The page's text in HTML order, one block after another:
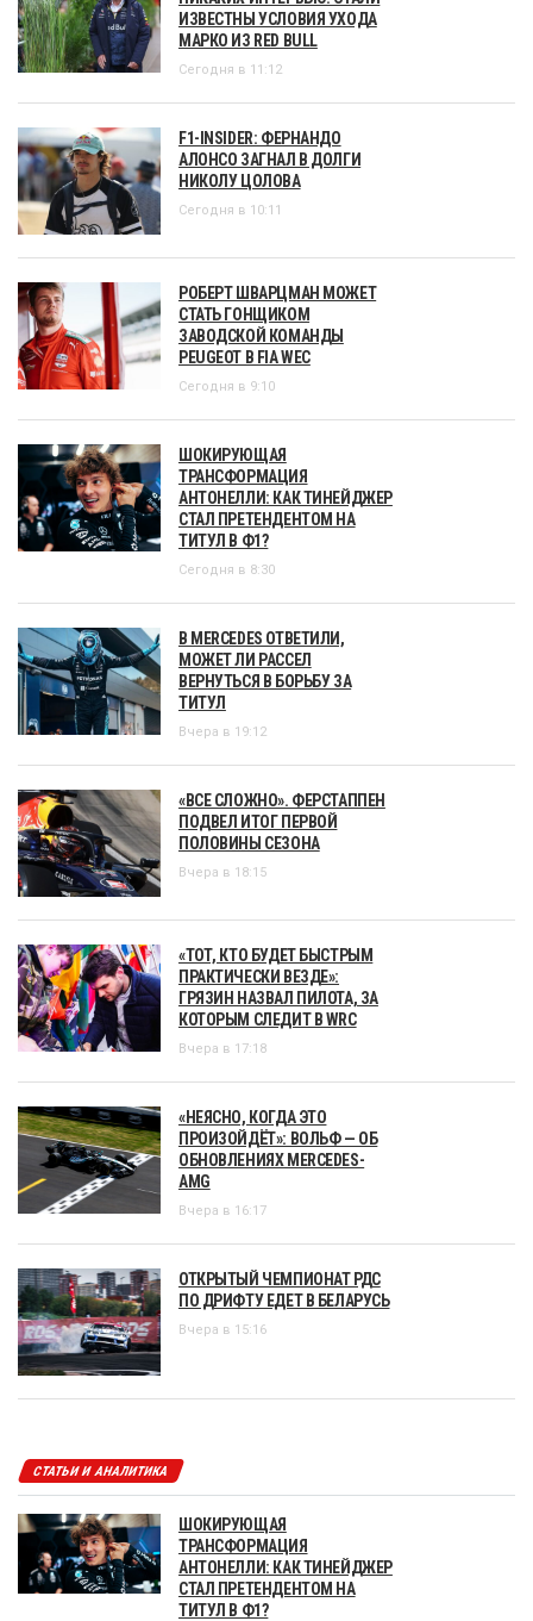
ИЗВЕСТНЫ УСЛОВИЯ УХОДА
МАРКО ИЗ RED BULL
Сегодня в 11:12
F1-INSIDER: ФЕРНАНДО
АЛОНСО ЗАГНАЛ В ДОЛГИ
НИКОЛУ ЦОЛОВА
Сегодня в 10:11
РОБЕРТ ШВАРЦМАН МОЖЕТ
СТАТЬ ГОНЩИКОМ
ЗАВОДСКОЙ КОМАНДЫ
PEUGEOT В FIA WEC
Сегодня в 9:10
ШОКИРУЮЩАЯ
ТРАНСФОРМАЦИЯ
АНТОНЕЛЛИ: КАК ТИНЕЙДЖЕР
СТАЛ ПРЕТЕНДЕНТОМ НА
ТИТУЛ В Ф1?
Сегодня в 8:30
В MERCEDES ОТВЕТИЛИ,
МОЖЕТ ЛИ РАССЕЛ
ВЕРНУТЬСЯ В БОРЬБУ ЗА
ТИТУЛ
Вчера в 19:12
«ВСЕ СЛОЖНО». ФЕРСТАППЕН
ПОДВЕЛ ИТОГ ПЕРВОЙ
ПОЛОВИНЫ СЕЗОНА
Вчера в 18:15
«ТОТ, КТО БУДЕТ БЫСТРЫМ
ПРАКТИЧЕСКИ ВЕЗДЕ»:
ГРЯЗИН НАЗВАЛ ПИЛОТА, ЗА
КОТОРЫМ СЛЕДИТ В WRC
Вчера в 17:18
«НЕЯСНО, КОГДА ЭТО
ПРОИЗОЙДЁТ»: ВОЛЬФ — ОБ
ОБНОВЛЕНИЯХ MERCEDES-
AMG
Вчера в 16:17
ОТКРЫТЫЙ ЧЕМПИОНАТ РДС
ПО ДРИФТУ ЕДЕТ В БЕЛАРУСЬ
Вчера в 15:16
СТАТЬИ И АНАЛИТИКА
ШОКИРУЮЩАЯ
ТРАНСФОРМАЦИЯ
АНТОНЕЛЛИ: КАК ТИНЕЙДЖЕР
СТАЛ ПРЕТЕНДЕНТОМ НА
ТИТУЛ В Ф1?